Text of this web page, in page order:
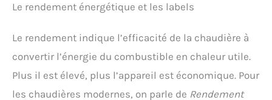
Le rendement énergétique et les labels
Le rendement indique l’efficacité de la chaudière à
convertir l’énergie du combustible en chaleur utile.
Plus il est élevé, plus l’appareil est économique. Pour
les chaudières modernes, on parle de Rendement